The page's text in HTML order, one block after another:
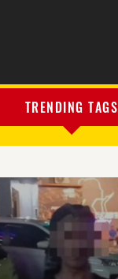
TRENDING TAGS